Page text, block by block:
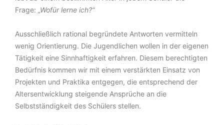
Frage: „Wofür lerne ich?“
Ausschließlich rational begründete Antworten vermitteln
wenig Orientierung. Die Jugendlichen wollen in der eigenen
Tätigkeit eine Sinnhaftigkeit erfahren. Diesem berechtigten
Bedürfnis kommen wir mit einem verstärkten Einsatz von
Projekten und Praktika entgegen, die entsprechend der
Altersentwicklung steigende Ansprüche an die
Selbstständigkeit des Schülers stellen.